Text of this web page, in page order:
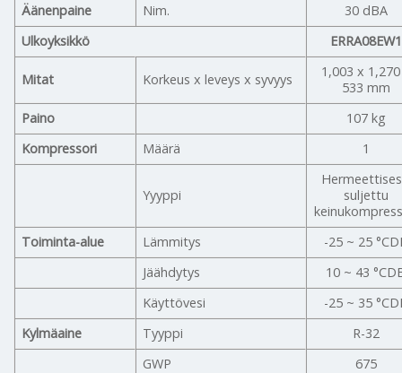
Äänenpaine
Nim.
30 dBA
Ulkoyksikkö
ERRA08EW1
Mitat Korkeus x leveys x syvyys
1,003 x
533 mm
Paino
107 kg
Kompressori
Määrä 1
Yyyppi
suljettu
Toiminta-alue
Lämmitys
-25 ~ 25
Jäähdytys
10 ~ 43
Käyttövesi
-25 ~ 35
Kylmäaine
Tyyppi
R-32
GWP
675